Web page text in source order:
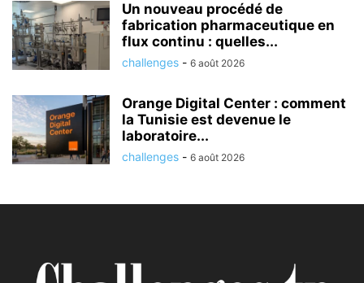
Un nouveau procédé de
fabrication pharmaceutique en
flux continu : quelles...
challenges - 6 août 2026
Orange Digital Center : comment
la Tunisie est devenue le
laboratoire...
challenges - 6 août 2026